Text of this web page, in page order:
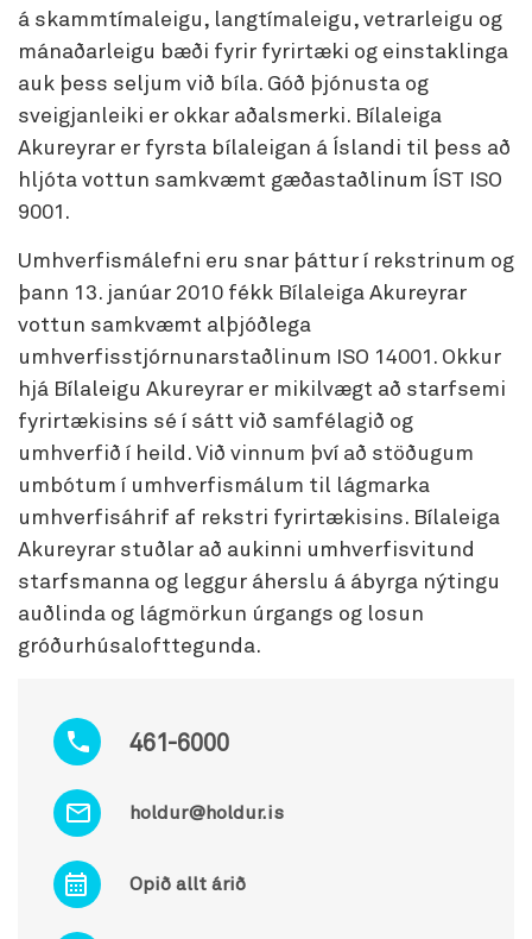
461-6000
holdur@holdur.is
Opið allt árið
á skammtímaleigu, langtímaleigu, vetrarleigu og
mánaðarleigu bæði fyrir fyrirtæki og einstaklinga
auk þess seljum við bíla. Góð þjónusta og
sveigjanleiki er okkar aðalsmerki. Bílaleiga
Akureyrar er fyrsta bílaleigan á Íslandi til þess að
hljóta vottun samkvæmt gæðastaðlinum ÍST ISO
9001.
Umhverfismálefni eru snar þáttur í rekstrinum og
þann 13. janúar 2010 fékk Bílaleiga Akureyrar
vottun samkvæmt alþjóðlega
umhverfisstjórnunarstaðlinum ISO 14001. Okkur
hjá Bílaleigu Akureyrar er mikilvægt að starfsemi
fyrirtækisins sé í sátt við samfélagið og
umhverfið í heild. Við vinnum því að stöðugum
umbótum í umhverfismálum til lágmarka
umhverfisáhrif af rekstri fyrirtækisins. Bílaleiga
Akureyrar stuðlar að aukinni umhverfisvitund
starfsmanna og leggur áherslu á ábyrga nýtingu
auðlinda og lágmörkun úrgangs og losun
gróðurhúsalofttegunda.